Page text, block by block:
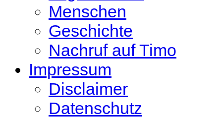
Menschen
Geschichte
Nachruf auf Timo
Impressum
Disclaimer
Datenschutz